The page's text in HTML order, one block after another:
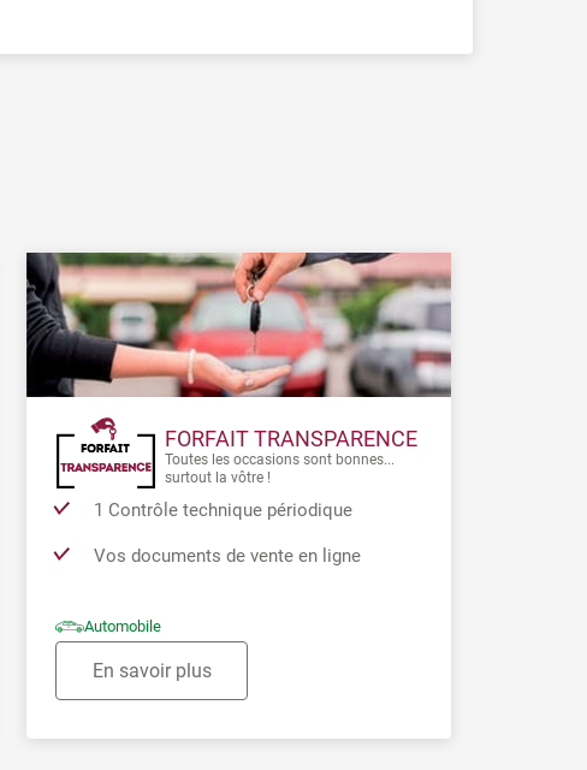
FORFAIT TRANSPARENCE
Toutes les occasions sont bonnes...
surtout la vôtre !
1 Contrôle technique périodique
Vos documents de vente en ligne
Automobile
En savoir plus